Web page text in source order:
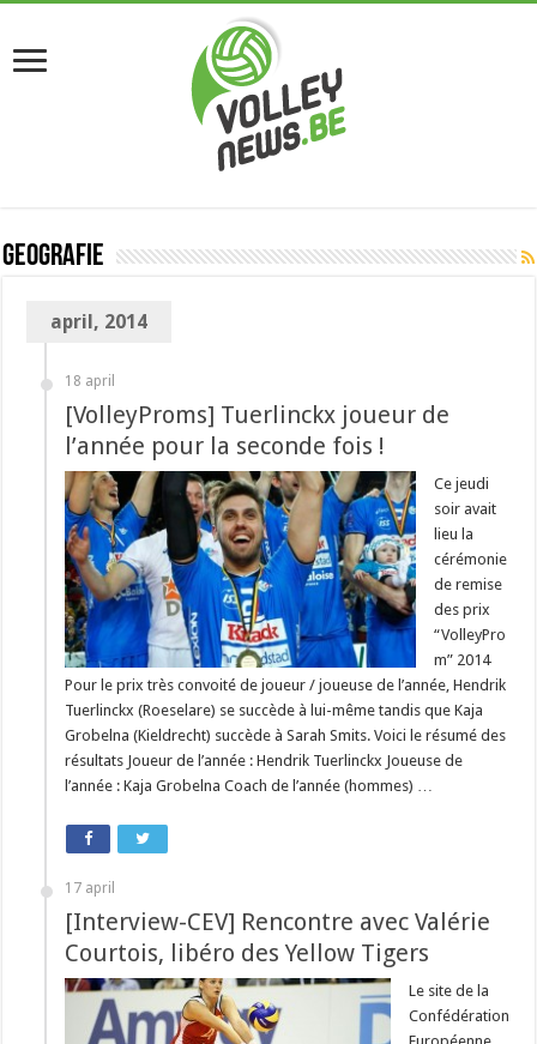
Geografie
april, 2014
18 april
[VolleyProms] Tuerlinckx joueur de
l’année pour la seconde fois !
Ce jeudi
soir avait
lieu la
cérémonie
de remise
des prix
“VolleyPro
m” 2014
Pour le prix très convoité de joueur / joueuse de l’année, Hendrik
Tuerlinckx (Roeselare) se succède à lui-même tandis que Kaja
Grobelna (Kieldrecht) succède à Sarah Smits. Voici le résumé des
résultats Joueur de l’année : Hendrik Tuerlinckx Joueuse de
l’année : Kaja Grobelna Coach de l’année (hommes) …
17 april
[Interview-CEV] Rencontre avec Valérie
Courtois, libéro des Yellow Tigers
Le site de la
Confédération